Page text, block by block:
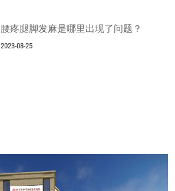
腰疼腿脚发麻是哪里出现了问题？
2023-08-25